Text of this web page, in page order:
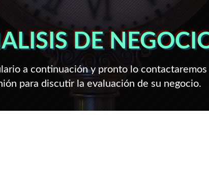
DE
a continuación y pronto lo contactaremos
para discutir la evaluación de su negocio.​